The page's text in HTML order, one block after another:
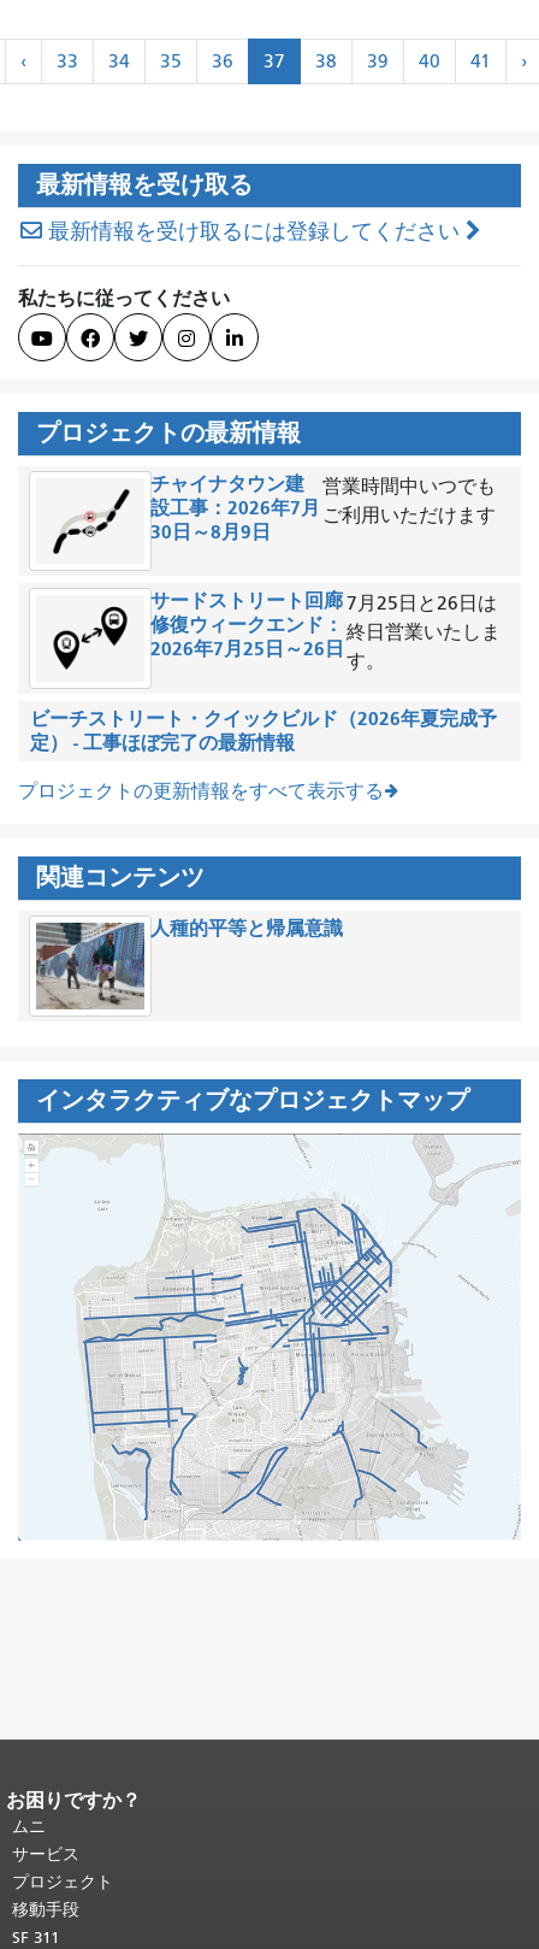
ー
ー
シ
ョ
ン
‹«
前
33 34 35 36 37 38 39 40 41 ›
›
最新情報を受け取る
最新情報を受け取るには登録してください
私たちに従ってください
    
プロジェクトの最新情報
チャイナタウン建
設工事：2026年7月
30日～8月9日
営業時間中いつでも
ご利用いただけます
サードストリート回廊
修復ウィークエンド：
2026年7月25日～26日
7月25日と26日は
終日営業いたしま
す。
ビーチストリート・クイックビルド（2026年夏完成予
定） - 工事ほぼ完了の最新情報
プロジェクトの更新情報をすべて表示する
関連コンテンツ
人種的平等と帰属意識
インタラクティブなプロジェクトマップ
ページコンテンツの終わり。
ジの残りの部分はすべてのページで繰
り返されます。
頭に戻る。
お困りですか？
ムニ
サービス
プロジェクト
移動手段
SF 311